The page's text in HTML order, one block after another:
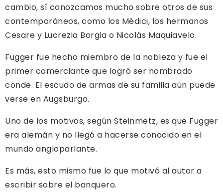
cambio, sí conozcamos mucho sobre otros de sus
contemporáneos, como los Médici, los hermanos
Cesare y Lucrezia Borgia o Nicolás Maquiavelo.
Fugger fue hecho miembro de la nobleza y fue el
primer comerciante que logró ser nombrado
conde. El escudo de armas de su familia aún puede
verse en Augsburgo.
Uno de los motivos, según Steinmetz, es que Fugger
era alemán y no llegó a hacerse conocido en el
mundo angloparlante.
Es más, esto mismo fue lo que motivó al autor a
escribir sobre el banquero.